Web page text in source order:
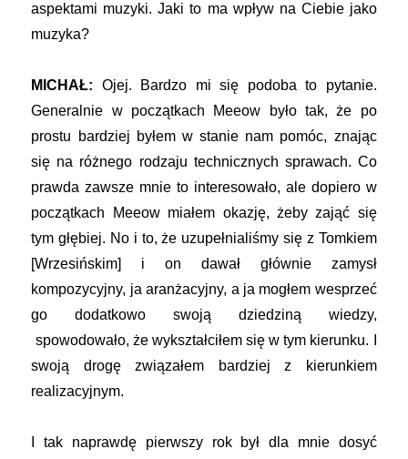
aspektami muzyki. Jaki to ma wpływ na Ciebie jako
muzyka?
MICHAŁ: Ojej. Bardzo mi się podoba to pytanie.
Generalnie w początkach Meeow było tak, że po
prostu bardziej byłem w stanie nam pomóc, znając
się na różnego rodzaju technicznych sprawach. Co
prawda zawsze mnie to interesowało, ale dopiero w
początkach Meeow miałem okazję, żeby zająć się
tym głębiej. No i to, że uzupełnialiśmy się z Tomkiem
[Wrzesińskim] i on dawał głównie zamysł
kompozycyjny, ja aranżacyjny, a ja mogłem wesprzeć
go dodatkowo swoją dziedziną wiedzy,
spowodowało, że wykształciłem się w tym kierunku. I
swoją drogę związałem bardziej z kierunkiem
realizacyjnym.
I tak naprawdę pierwszy rok był dla mnie dosyć